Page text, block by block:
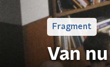
Fragment
Van